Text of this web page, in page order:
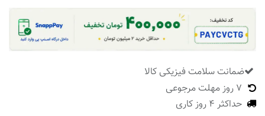
ضمانت سلامت فیزیکی کالا
حداکثر 4 روز کاری